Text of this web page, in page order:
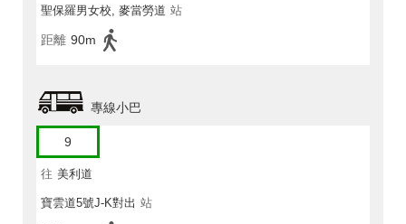
聖保羅男女校, 麥當勞道 站
距離 90m
專線小巴
9
往 美利道
寶雲道5號J-K對出 站